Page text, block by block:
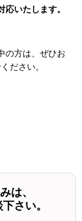
いたします。
の方は、ぜひお
ださい。
は、
さい。